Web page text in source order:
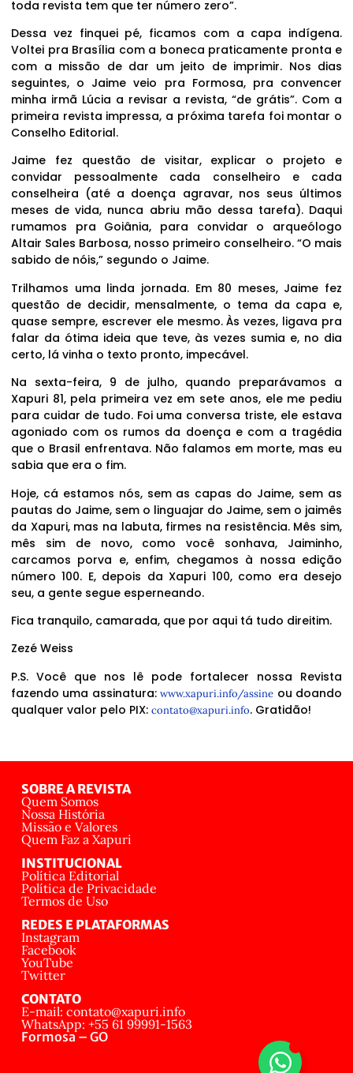
toda revista tem que ter número zero”.
Dessa vez finquei pé, ficamos com a capa indígena.
Voltei pra Brasília com a boneca praticamente pronta e
com a missão de dar um jeito de imprimir. Nos dias
seguintes, o Jaime veio pra Formosa, pra convencer
minha irmã Lúcia a revisar a revista, “de grátis”. Com a
primeira revista impressa, a próxima tarefa foi montar o
Conselho Editorial.
Jaime fez questão de visitar, explicar o projeto e
convidar pessoalmente cada conselheiro e cada
conselheira (até a doença agravar, nos seus últimos
meses de vida, nunca abriu mão dessa tarefa). Daqui
rumamos pra Goiânia, para convidar o arqueólogo
Altair Sales Barbosa, nosso primeiro conselheiro. “O mais
sabido de nóis,” segundo o Jaime.
Trilhamos uma linda jornada. Em 80 meses, Jaime fez
questão de decidir, mensalmente, o tema da capa e,
quase sempre, escrever ele mesmo. Às vezes, ligava pra
falar da ótima ideia que teve, às vezes sumia e, no dia
certo, lá vinha o texto pronto, impecável.
Na sexta-feira, 9 de julho, quando preparávamos a
Xapuri 81, pela primeira vez em sete anos, ele me pediu
para cuidar de tudo. Foi uma conversa triste, ele estava
agoniado com os rumos da doença e com a tragédia
que o Brasil enfrentava. Não falamos em morte, mas eu
sabia que era o fim.
Hoje, cá estamos nós, sem as capas do Jaime, sem as
pautas do Jaime, sem o linguajar do Jaime, sem o jaimês
da Xapuri, mas na labuta, firmes na resistência. Mês sim,
mês sim de novo, como você sonhava, Jaiminho,
carcamos porva e, enfim, chegamos à nossa edição
número 100. E, depois da Xapuri 100, como era desejo
seu, a gente segue esperneando.
Fica tranquilo, camarada, que por aqui tá tudo direitim.
Zezé Weiss
P.S. Você que nos lê pode fortalecer nossa Revista
fazendo uma assinatura:www.xapuri.info/assine ou doando
qualquer valor pelo PIX: contato@xapuri.info. Gratidão!
SOBRE A REVISTA
Quem Somos
Nossa História
Missão e Valores
Quem Faz a Xapuri
INSTITUCIONAL
Política Editorial
Política de Privacidade
Termos de Uso
REDES E PLATAFORMAS
Instagram
Facebook
YouTube
Twitter
CONTATO
E-mail: contato@xapuri.info
WhatsApp: +55 61 99991-1563
Formosa – GO